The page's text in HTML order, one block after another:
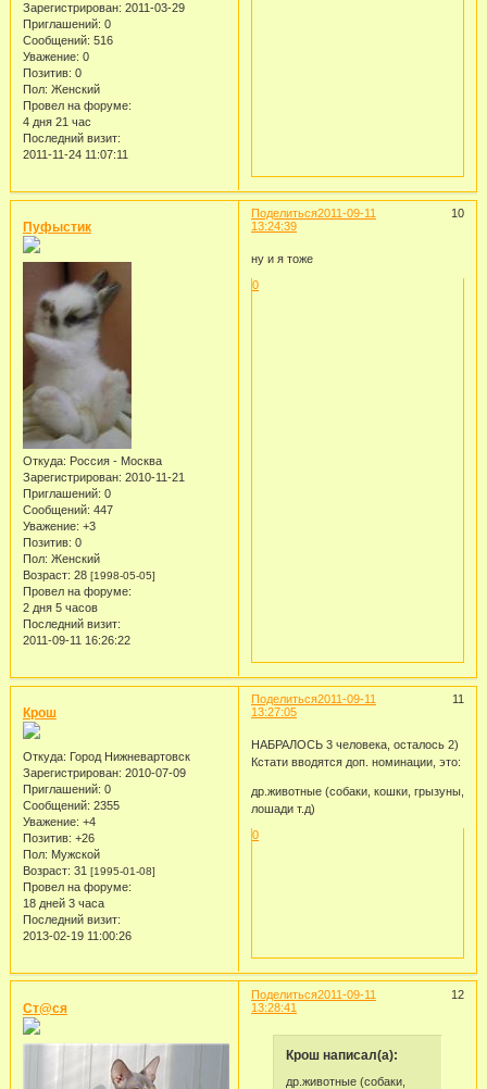
Зарегистрирован: 2011-03-29
Приглашений: 0
Сообщений: 516
Уважение: 0
Позитив: 0
Пол: Женский
Провел на форуме:
4 дня 21 час
Последний визит:
2011-11-24 11:07:11
Поделиться 10
2011-09-11
13:24:39
Пуфыстик
Откуда: Россия - Москва
Зарегистрирован: 2010-11-21
Приглашений: 0
Сообщений: 447
Уважение: +3
Позитив: 0
Пол: Женский
Возраст: 28 [1998-05-05]
Провел на форуме:
2 дня 5 часов
Последний визит:
2011-09-11 16:26:22
ну и я тоже
0
Поделиться 11
2011-09-11
13:27:05
Крош
Откуда: Город Нижневартовск
Зарегистрирован: 2010-07-09
Приглашений: 0
Сообщений: 2355
Уважение: +4
Позитив: +26
Пол: Мужской
Возраст: 31 [1995-01-08]
Провел на форуме:
18 дней 3 часа
Последний визит:
2013-02-19 11:00:26
НАБРАЛОСЬ 3 человека, осталось 2)
Кстати вводятся доп. номинации, это:
др.животные (собаки, кошки, грызуны,
лошади т.д)
0
Поделиться 12
2011-09-11
13:28:41
Ст@ся
Крош написал(а):
др.животные (собаки,